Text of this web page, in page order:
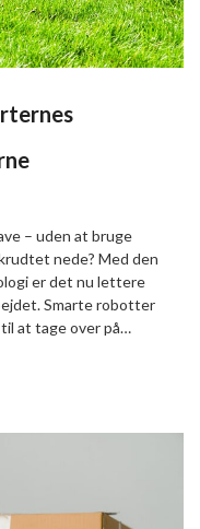
– uden at bruge
nede? Med den
er det nu lettere
Smarte robotter
at tage over på…